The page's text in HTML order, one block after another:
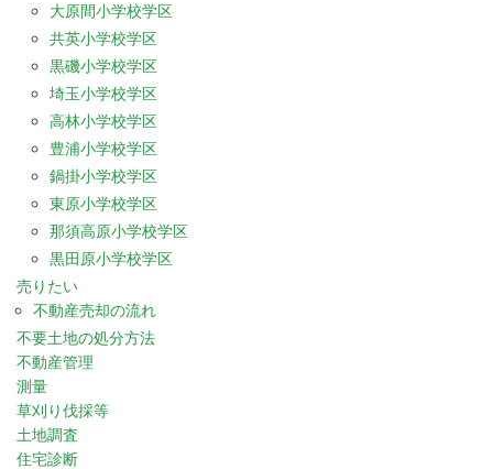
大原間小学校学区
共英小学校学区
黒磯小学校学区
埼玉小学校学区
高林小学校学区
豊浦小学校学区
鍋掛小学校学区
東原小学校学区
那須高原小学校学区
黒田原小学校学区
売りたい
不動産売却の流れ
不要土地の処分方法
不動産管理
測量
草刈り伐採等
土地調査
住宅診断